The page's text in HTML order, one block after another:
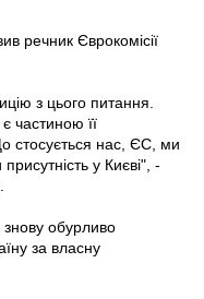
речник Єврокомісії
з цього питання.
частиною її
стосується нас, ЄС, ми
у Києві", -
знову обурливо
за власну